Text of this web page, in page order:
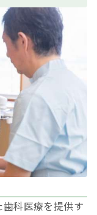
科医療を提供す